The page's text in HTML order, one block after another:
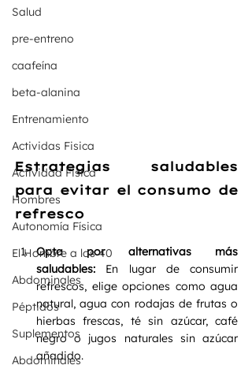
Salud
pre-entreno
caafeína
beta-alanina
Entrenamiento
Actividas Fisica
Actividad Fisica
Hombres
Autonomía Física
El Hombre a los 40
Abdominales
Péptidos
Suplementos
Abdominales
Estrategias saludables
para evitar el consumo de
refresco
Opta por alternativas más
saludables: En lugar de consumir
refrescos, elige opciones como agua
natural, agua con rodajas de frutas o
hierbas frescas, té sin azúcar, café
negro o jugos naturales sin azúcar
añadido.